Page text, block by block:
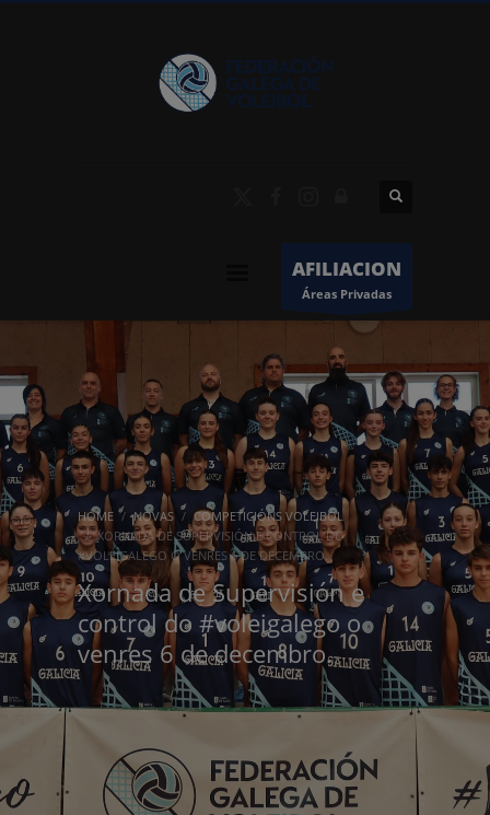
AFILIACION
Áreas Privadas
HOME NOVAS
COMPETICIÓNS VOLEIBOL
XORNADA DE SUPERVISIÓN E CONTROL DO
#VOLEIGALEGO O VENRES 6 DE DECEMBRO.
Xornada de Supervisión e
control do #voleigalego o
venres 6 de decembro.